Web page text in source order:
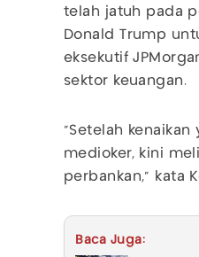
telah jatuh pada
Donald Trump
eksekutif
sektor keuangan.
"Setelah
medioker, kini
perbankan," kata
Baca Juga: